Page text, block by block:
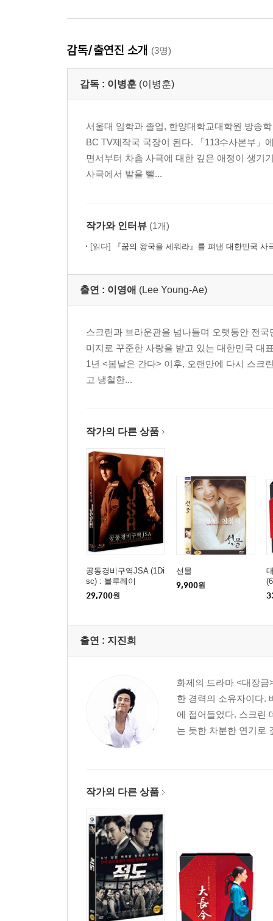
감독/출연진 소개 (3명)
감독 : 이병훈 (이병훈)
서울대 임학과 졸업, 한양대학교대학원 방송
BC TV제작국 국장이 된다. 「113수사본부」
면서부터 차츰 사극에 대한 깊은 애정이 생기
사극에서 발을 뺄...
작가와 인터뷰 (1개)
[읽다] 『꿈의 왕국을 세워라』를 펴낸 대한민국 사극의 산증인, <
출연 : 이영애 (Lee Young-Ae)
스크린과 브라운관을 넘나들며 오랫동안 전
미지로 꾸준한 사랑을 받고 있는 대한민국 대
1년 <봄날은 간다> 이후, 오랜만에 다시 스크
고 냉철한...
작가의 다른 상품
공동경비구역JSA (1Di
sc) : 블루레이
29,700원
선물
9,900원
출연 : 지진희
화제의 드라마 <대장
한 경력의 소유자이다.
에 접어들었다. 스크린
는 듯한 차분한 연기로
작가의 다른 상품